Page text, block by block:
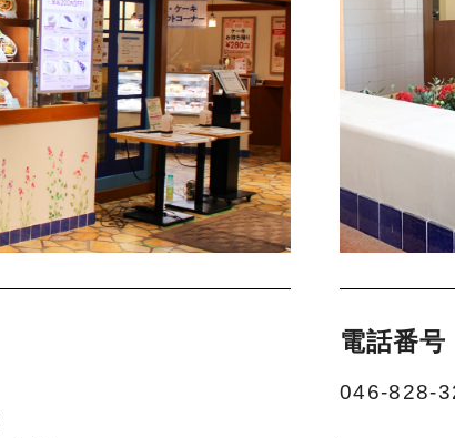
電話番号
046-828-